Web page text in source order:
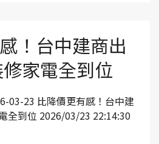
！台中建商出
家電全到位
03-23 比降價更有感！台中建
全到位 2026/03/23 22:14:30